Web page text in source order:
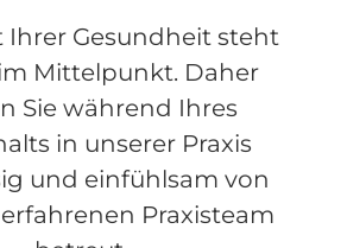
Ihrer Gesundheit steht
Mittelpunkt. Daher
Sie während Ihres
in unserer Praxis
und einfühlsam von
Praxisteam